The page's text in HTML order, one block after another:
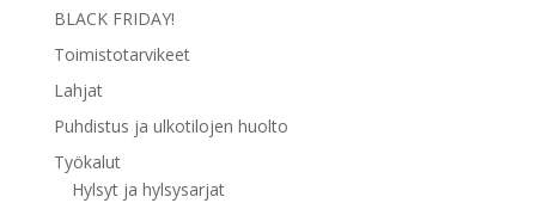
BLACK FRIDAY!
Toimistotarvikeet
Lahjat
Puhdistus ja ulkotilojen huolto
Työkalut
Hylsyt ja hylsysarjat